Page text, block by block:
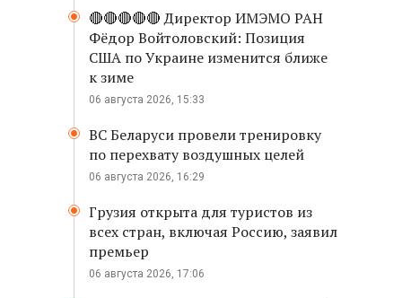
🔴🔴🔴🔴🔴 Директор ИМЭМО РАН
Фёдор Войтоловский: Позиция
США по Украине изменится ближе
к зиме
06 августа 2026, 15:33
ВС Беларуси провели тренировку
по перехвату воздушных целей
06 августа 2026, 16:29
Грузия открыта для туристов из
всех стран, включая Россию, заявил
премьер
06 августа 2026, 17:06